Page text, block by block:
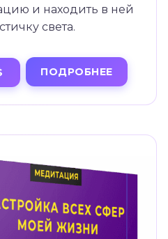
и находить в ней
света.
ПОДРОБНЕЕ